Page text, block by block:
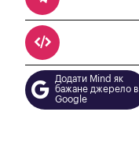
Додати Mind як
бажане джерело в
Google